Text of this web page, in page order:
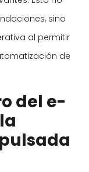
sino
al permitir
de
del e-